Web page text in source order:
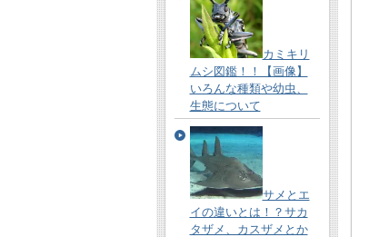
カミキリ
ムシ図鑑！！【画像】
いろんな種類や幼虫、
生態について
サメとエ
イの違いとは！？サカ
タザメ、カスザメとか